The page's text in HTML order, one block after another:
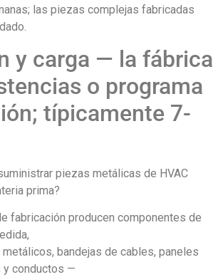
las piezas complejas fabricadas
y carga — la fábrica
o programa
típicamente 7-
piezas metálicas de HVAC
prima?
fabricación producen componentes de
bandejas de cables, paneles
y conductos —